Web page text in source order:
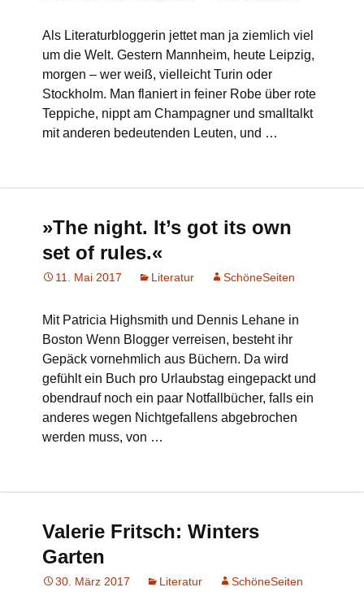
Als Literaturbloggerin jettet man ja ziemlich viel
um die Welt. Gestern Mannheim, heute Leipzig,
morgen – wer weiß, vielleicht Turin oder
Stockholm. Man flaniert in feiner Robe über rote
Teppiche, nippt am Champagner und smalltalkt
mit anderen bedeutenden Leuten, und …
»The night. It’s got its own
set of rules.«
11. Mai 2017 Literatur SchöneSeiten
Mit Patricia Highsmith und Dennis Lehane in
Boston Wenn Blogger verreisen, besteht ihr
Gepäck vornehmlich aus Büchern. Da wird
gefühlt ein Buch pro Urlaubstag eingepackt und
obendrauf noch ein paar Notfallbücher, falls ein
anderes wegen Nichtgefallens abgebrochen
werden muss, von …
Valerie Fritsch: Winters
Garten
30. März 2017 Literatur SchöneSeiten